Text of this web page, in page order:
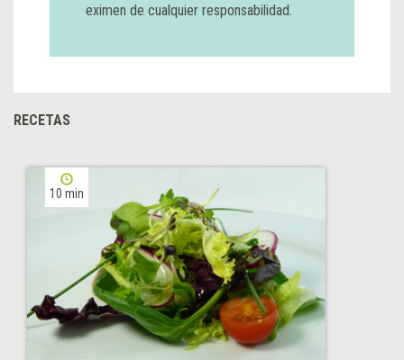
eximen de cualquier responsabilidad.
RECETAS
10 min